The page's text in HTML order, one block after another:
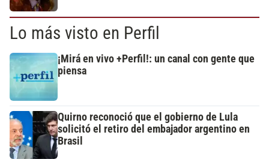
Lo más visto en Perfil
¡Mirá en vivo +Perfil!: un canal con gente que
piensa
Quirno reconoció que el gobierno de Lula
solicitó el retiro del embajador argentino en
Brasil